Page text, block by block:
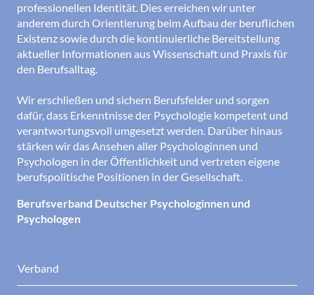
professionellen Identität. Dies erreichen wir unter
anderem durch Orientierung beim Aufbau der beruflichen
Existenz sowie durch die kontinuierliche Bereitstellung
aktueller Informationen aus Wissenschaft und Praxis für
den Berufsalltag.
Wir erschließen und sichern Berufsfelder und sorgen
dafür, dass Erkenntnisse der Psychologie kompetent und
verantwortungsvoll umgesetzt werden. Darüber hinaus
stärken wir das Ansehen aller Psychologinnen und
Psychologen in der Öffentlichkeit und vertreten eigene
berufspolitische Positionen in der Gesellschaft.
Berufsverband Deutscher Psychologinnen und
Psychologen
Verband